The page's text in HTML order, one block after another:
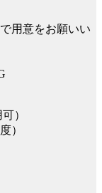
用意をお願いい
）
）